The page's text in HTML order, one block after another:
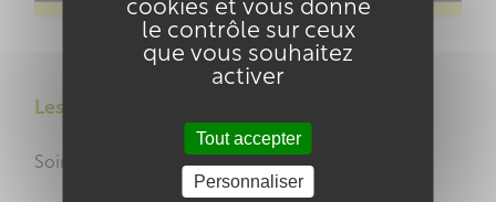
cookies et vous donne
le contrôle sur ceux
que vous souhaitez
activer
Tout accepter
Personnaliser
MARS 2025
Les 15 ans de la Savonnerie !
Soirée anniversaire le samedi 17 Mai 2025 !